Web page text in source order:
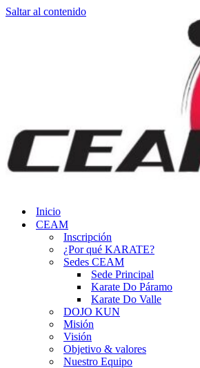
Saltar al contenido
Inicio
CEAM
Inscripción
¿Por qué KARATE?
Sedes CEAM
Sede Principal
Karate Do Páramo
Karate Do Valle
DOJO KUN
Misión
Visión
Objetivo & valores
Nuestro Equipo